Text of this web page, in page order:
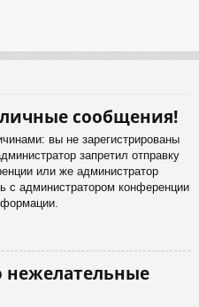
сообщения!
вы не зарегистрированы
запретил отправку
или же администратор
с администратором конференции
нежелательные